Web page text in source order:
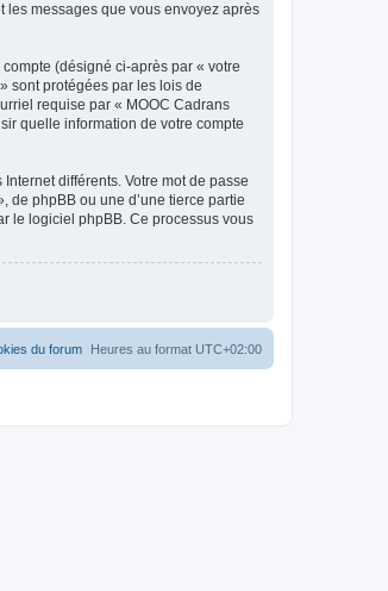
les messages que vous envoyez après
(désigné ci-après par « votre
sont protégées par les lois de
requise par « MOOC Cadrans
quelle information de votre compte
différents. Votre mot de passe
de phpBB ou une d’une tierce partie
le logiciel phpBB. Ce processus vous
Heures au format UTC+02:00
du forum